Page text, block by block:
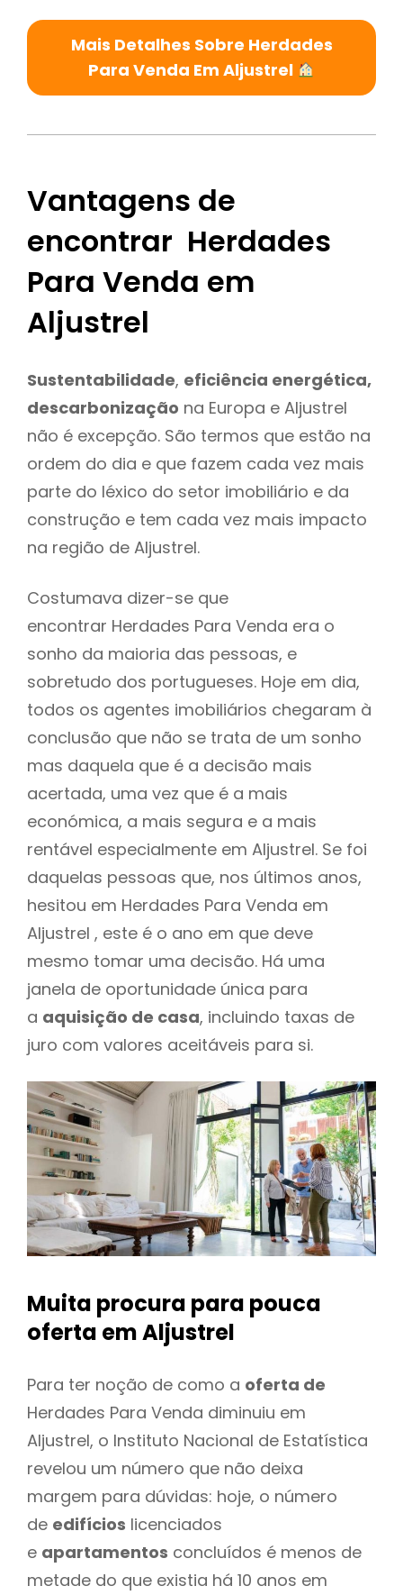
Mais Detalhes Sobre Herdades
Para Venda Em Aljustrel
Vantagens de
encontrar Herdades
Para Venda em
Aljustrel
Sustentabilidade, eficiência energética,
descarbonização na Europa e Aljustrel
não é excepção. São termos que estão na
ordem do dia e que fazem cada vez mais
parte do léxico do setor imobiliário e da
construção e tem cada vez mais impacto
na região de Aljustrel.
Costumava dizer-se que
encontrar Herdades Para Venda era o
sonho da maioria das pessoas, e
sobretudo dos portugueses. Hoje em dia,
todos os agentes imobiliários chegaram à
conclusão que não se trata de um sonho
mas daquela que é a decisão mais
acertada, uma vez que é a mais
económica, a mais segura e a mais
rentável especialmente em Aljustrel. Se foi
daquelas pessoas que, nos últimos anos,
hesitou em Herdades Para Venda em
Aljustrel , este é o ano em que deve
mesmo tomar uma decisão. Há uma
janela de oportunidade única para
a aquisição de casa, incluindo taxas de
juro com valores aceitáveis para si.
Muita procura para pouca
oferta em Aljustrel
Para ter noção de como a oferta de
Herdades Para Venda diminuiu em
Aljustrel, o Instituto Nacional de Estatística
revelou um número que não deixa
margem para dúvidas: hoje, o número
de edifícios licenciados
e apartamentos concluídos é menos de
metade do que existia há 10 anos em